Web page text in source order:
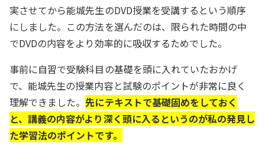
実させてから能城先生のDVD授業を受講するという順序
にしました。この方法を選んだのは、限られた時間の中
でDVDの内容をより効率的に吸収するためでした。
事前に自習で受験科目の基礎を頭に入れていたおかげ
で、能城先生の授業内容と試験のポイントが非常に良く
理解できました。 先にテキストで基礎固めをしておく
と、講義の内容がより深く頭に入るというのが私の発見し
た学習法のポイントです。